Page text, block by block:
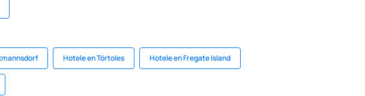
Hotele en Tórtoles Hotele en Fregate Island